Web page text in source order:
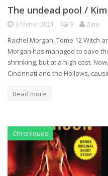
The undead pool /
3 février 2021 9 Zina
Rachel Morgan, Tome 12 Witch
Morgan has managed to save
shrinking, but at a high cost.
Cincinnati and the Hollows,
Read more
Chroniques